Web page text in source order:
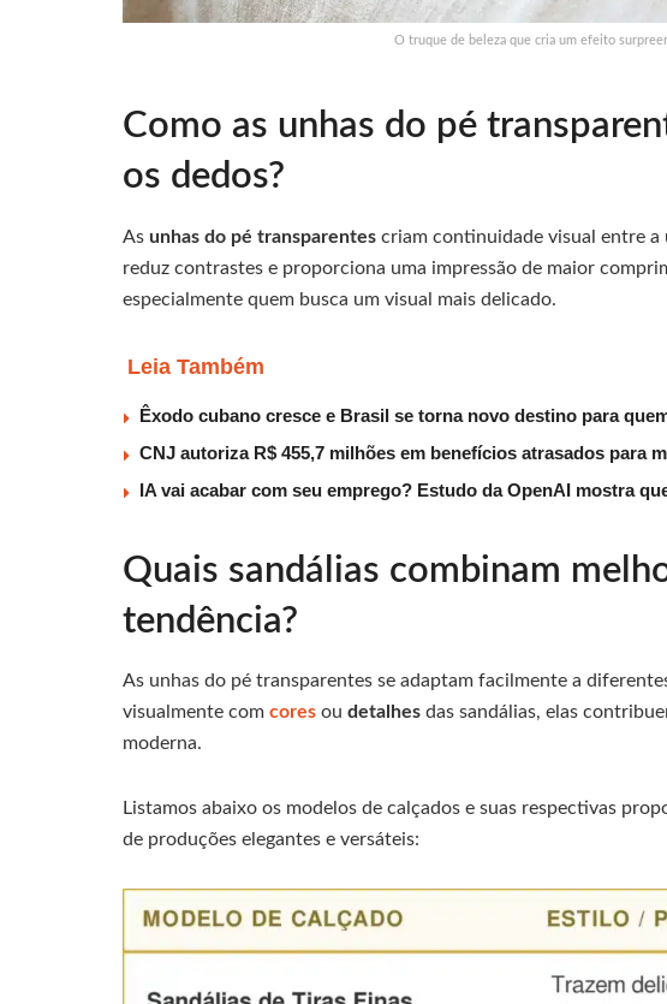
O truque de beleza que cria um efeito
Como as unhas do pé
os dedos?
As unhas do pé transparentes criam continuidade visual entre a
reduz contrastes e proporciona uma impressão de maior
especialmente quem busca um visual mais delicado.
Leia Também
Êxodo cubano cresce e Brasil se torna novo destino para
CNJ autoriza R$ 455,7 milhões em benefícios atrasados para
IA vai acabar com seu emprego? Estudo da OpenAI mostra
Quais sandálias combinam
tendência?
As unhas do pé transparentes se adaptam facilmente a
visualmente com cores ou detalhes das sandálias, elas
moderna.
Listamos abaixo os modelos de calçados e suas respectivas
de produções elegantes e versáteis: